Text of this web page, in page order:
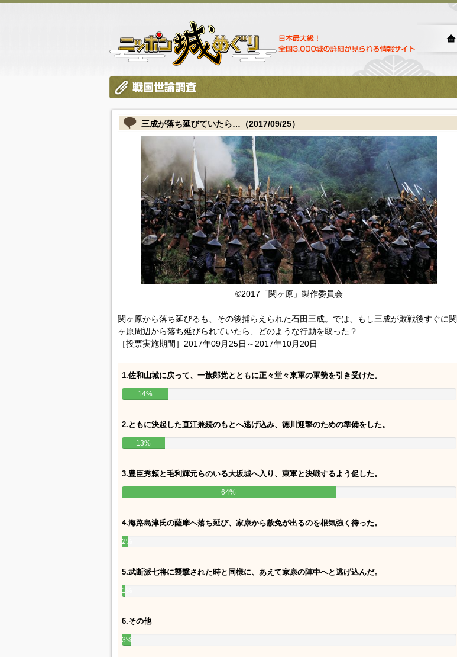
三成が落ち延びていたら…（2017/09/25）
©2017「関ヶ原」製作委員会
関ヶ原から落ち延びるも、その後捕らえられた石田三成。では、もし三成が敗戦後すぐに関
ヶ原周辺から落ち延びられていたら、どのような行動を取った？
［投票実施期間］2017年09月25日～2017年10月20日
1.佐和山城に戻って、一族郎党とともに正々堂々東軍の軍勢を引き受けた。
14%
2.ともに決起した直江兼続のもとへ逃げ込み、徳川迎撃のための準備をした。
13%
3.豊臣秀頼と毛利輝元らのいる大坂城へ入り、東軍と決戦するよう促した。
64%
4.海路島津氏の薩摩へ落ち延び、家康から赦免が出るのを根気強く待った。
2%
5.武断派七将に襲撃された時と同様に、あえて家康の陣中へと逃げ込んだ。
1%
6.その他
3%